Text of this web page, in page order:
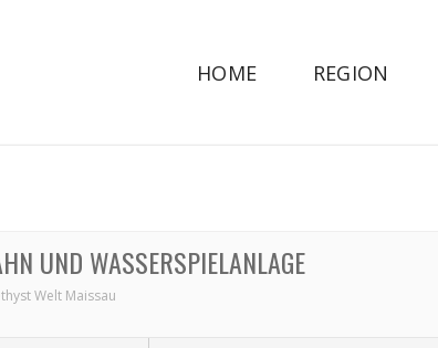
HOME REGION
UND WASSERSPIELANLAGE
Welt Maissau